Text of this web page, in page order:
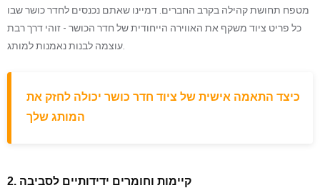
מטפח תחושת קהילה בקרב החברים. דמיינו שאתם נכנסים לחדר כושר שבו
כל פריט ציוד משקף את האווירה הייחודית של חדר הכושר - זוהי דרך רבת
כיצד התאמה אישית של ציוד חדר כושר יכולה לחזק את
המותג שלך
2. קיימות וחומרים ידידותיים לסביבה